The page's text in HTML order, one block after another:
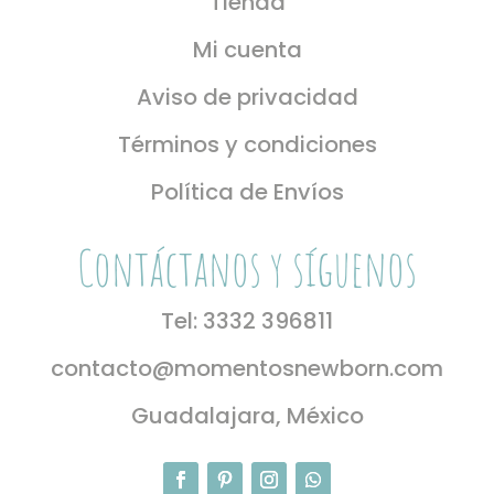
Mi cuenta
Aviso de privacidad
Términos y condiciones
Política de Envíos
Contáctanos y síguenos
Tel: 3332 396811
contacto@momentosnewborn.com
Guadalajara, México